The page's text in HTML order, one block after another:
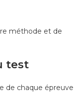
méthode et de
test
de chaque épreuve